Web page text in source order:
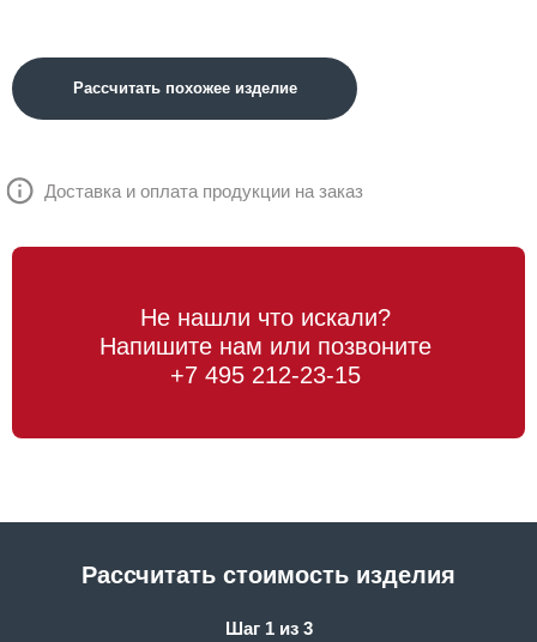
Рассчитать похожее изделие
Доставка и оплата продукции на заказ
Не нашли что искали?
Напишите нам или позвоните
+7 495 212-23-15
Рассчитать стоимость изделия
Шаг 1 из 3